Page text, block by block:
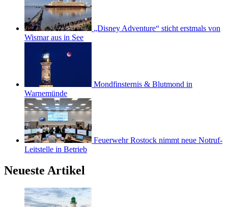
„Disney Adventure“ sticht erstmals von
Wismar aus in See
Mondfinsternis & Blutmond in
Warnemünde
Feuerwehr Rostock nimmt neue Notruf-
Leitstelle in Betrieb
Neueste Artikel